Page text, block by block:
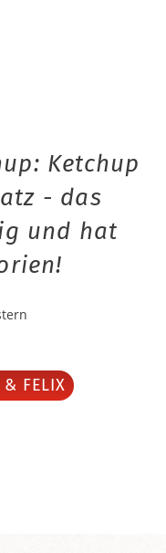
Ketchup
- das
und hat
& FELIX